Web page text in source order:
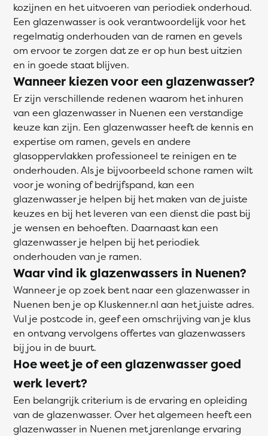
kozijnen en het uitvoeren van periodiek onderhoud.
Een glazenwasser is ook verantwoordelijk voor het
regelmatig onderhouden van de ramen en gevels
om ervoor te zorgen dat ze er op hun best uitzien
en in goede staat blijven.
Wanneer kiezen voor een glazenwasser?
Er zijn verschillende redenen waarom het inhuren
van een glazenwasser in Nuenen een verstandige
keuze kan zijn. Een glazenwasser heeft de kennis en
expertise om ramen, gevels en andere
glasoppervlakken professioneel te reinigen en te
onderhouden. Als je bijvoorbeeld schone ramen wilt
voor je woning of bedrijfspand, kan een
glazenwasser je helpen bij het maken van de juiste
keuzes en bij het leveren van een dienst die past bij
je wensen en behoeften. Daarnaast kan een
glazenwasser je helpen bij het periodiek
onderhouden van je ramen.
Waar vind ik glazenwassers in Nuenen?
Wanneer je op zoek bent naar een glazenwasser in
Nuenen ben je op Kluskenner.nl aan het juiste adres.
Vul je postcode in, geef een omschrijving van je klus
en ontvang vervolgens offertes van glazenwassers
bij jou in de buurt.
Hoe weet je of een glazenwasser goed
werk levert?
Een belangrijk criterium is de ervaring en opleiding
van de glazenwasser. Over het algemeen heeft een
glazenwasser in Nuenen met jarenlange ervaring